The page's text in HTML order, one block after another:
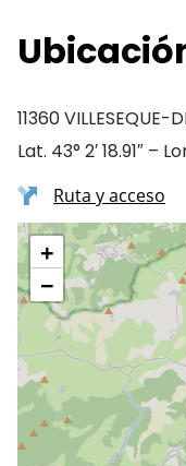
11360 VILLESEQUE-
Lat. 43° 2′ 18.91″ –
Ruta y acceso
+
−